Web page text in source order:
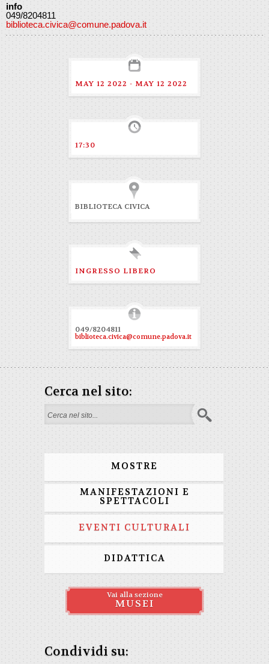
info
049/8204811
biblioteca.civica@comune.padova.it
MAY 12 2022 - MAY 12 2022
17:30
BIBLIOTECA CIVICA
INGRESSO LIBERO
049/8204811
biblioteca.civica@comune.padova.it
Cerca nel sito:
Search form
MOSTRE
MANIFESTAZIONI E
SPETTACOLI
EVENTI CULTURALI
DIDATTICA
Vai alla sezione
MUSEI
Condividi su: